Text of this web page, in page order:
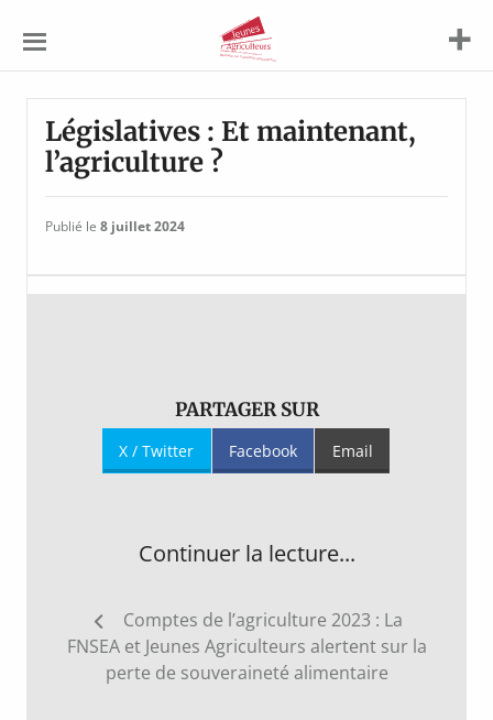
Agriculteurs
Législatives : Et maintenant,
l’agriculture ?
Publié le 8 juillet 2024
PARTAGER SUR
X / Twitter Facebook Email
Continuer la lecture...
Navigation
de
l’article
Comptes de l’agriculture 2023 : La
FNSEA et Jeunes Agriculteurs alertent sur la
perte de souveraineté alimentaire